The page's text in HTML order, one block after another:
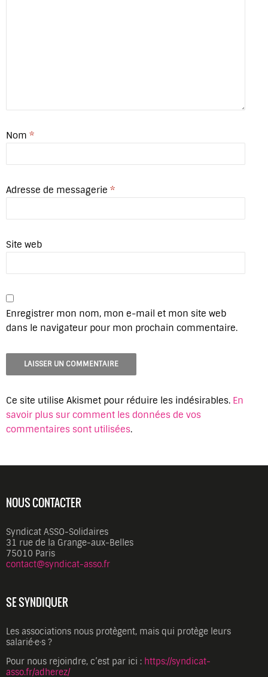
Nom *
Adresse de messagerie *
Site web
Enregistrer mon nom, mon e-mail et mon site web
dans le navigateur pour mon prochain commentaire.
Ce site utilise Akismet pour réduire les indésirables. En
savoir plus sur comment les données de vos
commentaires sont utilisées.
NOUS CONTACTER
Syndicat ASSO-Solidaires
31 rue de la Grange-aux-Belles
75010 Paris
contact@syndicat-asso.fr
SE SYNDIQUER
Les associations nous protègent, mais qui protège leurs
salarié·e·s ?
Pour nous rejoindre, c’est par ici : https://syndicat-
asso.fr/adherez/